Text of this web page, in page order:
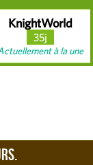
KnightWorld
35j
à la une